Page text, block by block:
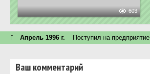
603
↑ Апрель 1996 г. Поступил на предприятие
Ваш комментарий